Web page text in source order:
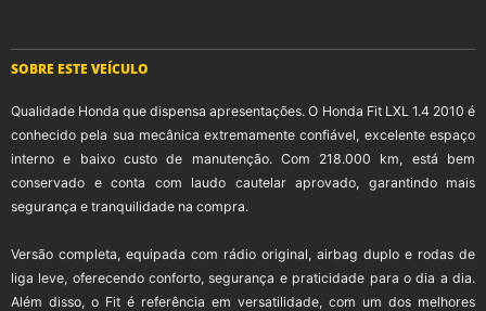
SOBRE ESTE VEÍCULO
Qualidade Honda que dispensa apresentações. O Honda Fit LXL 1.4 2010 é
conhecido pela sua mecânica extremamente confiável, excelente espaço
interno e baixo custo de manutenção. Com 218.000 km, está bem
conservado e conta com laudo cautelar aprovado, garantindo mais
segurança e tranquilidade na compra.
Versão completa, equipada com rádio original, airbag duplo e rodas de
liga leve, oferecendo conforto, segurança e praticidade para o dia a dia.
Além disso, o Fit é referência em versatilidade, com um dos melhores